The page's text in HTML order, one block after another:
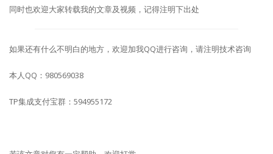
同时也欢迎大家转载我的文章及视频，记得注明下出处
如果还有什么不明白的地方，欢迎加我QQ进行咨询，请注明技术咨询
本人QQ：980569038
TP集成支付宝群：594955172